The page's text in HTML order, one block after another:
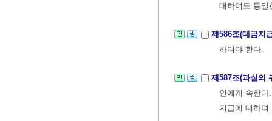
대하여도 동일
제586조(대금지
하여야 한다.
제587조(과실의
인에게 속한
지급에 대하